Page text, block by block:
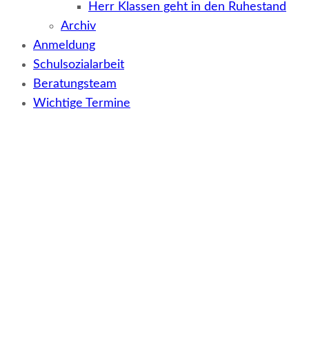
Herr Klassen geht in den Ruhestand
Archiv
Anmeldung
Schulsozialarbeit
Beratungsteam
Wichtige Termine